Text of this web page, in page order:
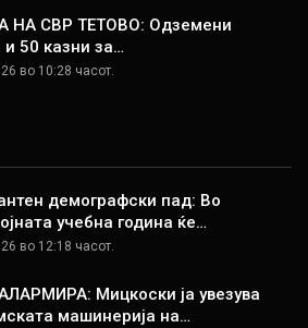
НА СВР ТЕТОВО: Одземени
и 50 казни за…
во 10:28 часот.
демографски пад: Во
учебна година ќе…
во 12:18 часот.
Мицкоски ја увезува
машинерија на…